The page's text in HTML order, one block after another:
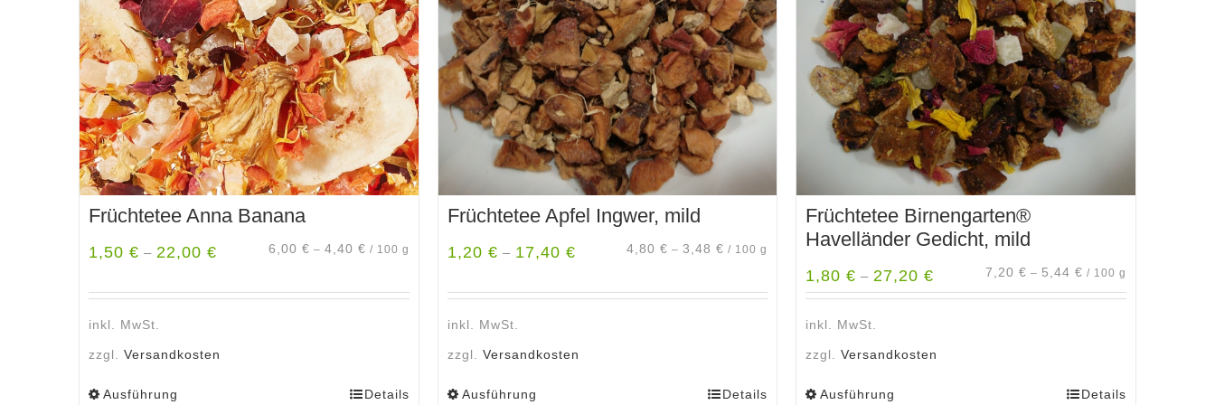
Früchtetee Anna Banana
1,50 € – 22,00 € 6,00 € – 4,40 € / 100 g
inkl. MwSt.
zzgl. Versandkosten
Ausführung Details
Früchtetee Apfel Ingwer, mild
1,20 € – 17,40 € 4,80€ –3,48€ / 100 g
inkl. MwSt.
zzgl. Versandkosten
Ausführung Details
Früchtetee Birnengarten®
Havelländer Gedicht, mild
1,80€ – 27,20€ 7,20 € – 5,44 € / 100 g
inkl. MwSt.
zzgl.Versandkosten
Ausführung Details